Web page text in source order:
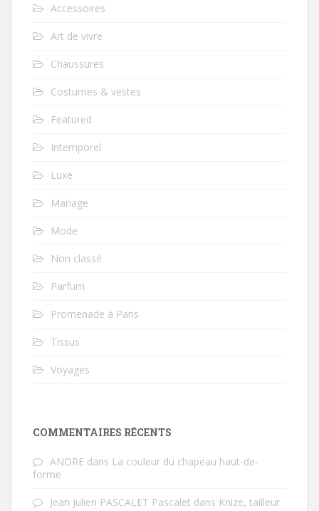
Accessoires
Art de vivre
Chaussures
Costumes & vestes
Featured
Intemporel
Luxe
Mariage
Mode
Non classé
Parfum
Promenade à Paris
Tissus
Voyages
COMMENTAIRES RÉCENTS
ANDRE dans La couleur du chapeau haut-de-
forme
Jean Julien PASCALET Pascalet dans Knize, tailleur